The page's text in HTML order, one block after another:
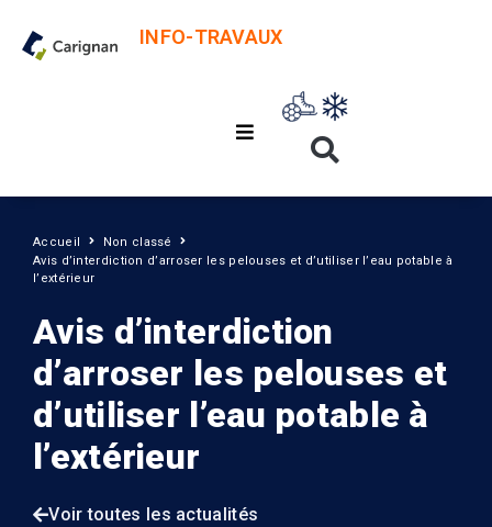
INFO-TRAVAUX
Accueil
Non classé
Avis d’interdiction d’arroser les pelouses et d’utiliser l’eau potable à
l’extérieur
Avis d’interdiction
d’arroser les pelouses et
d’utiliser l’eau potable à
l’extérieur
Voir toutes les actualités